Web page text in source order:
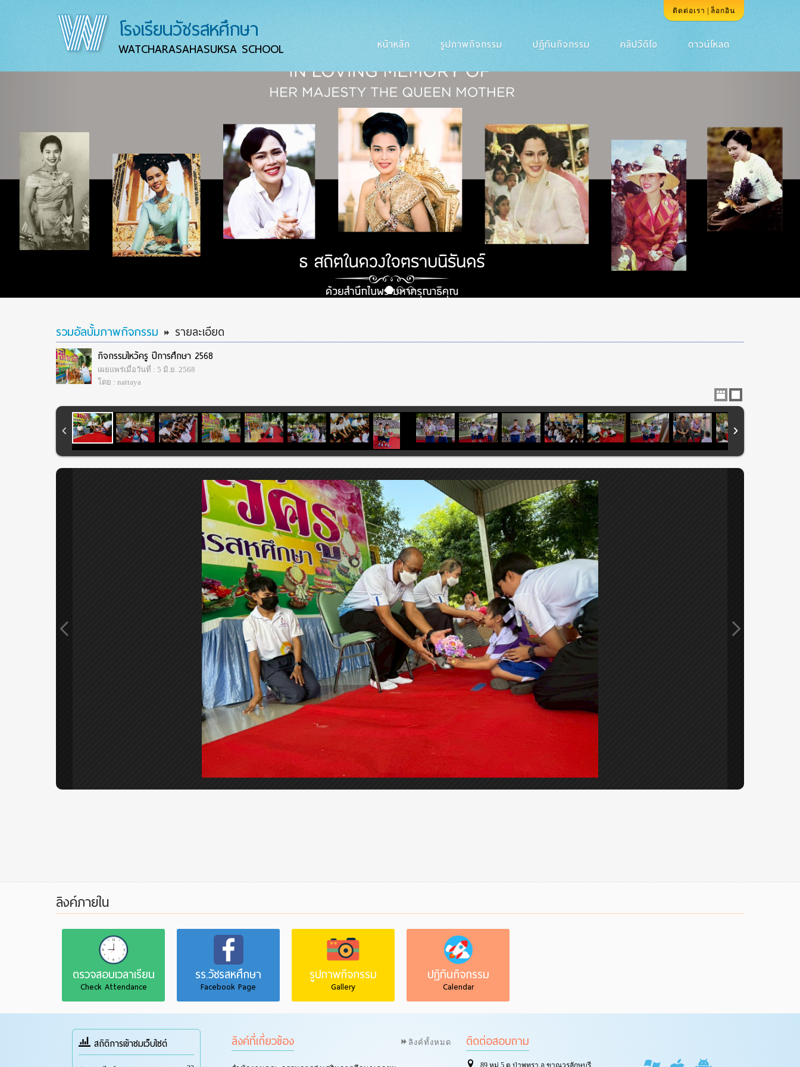
โรงเรียนวัชรสหศึกษา
WATCHARASAHASUKSA SCHOOL
ติดต่อเรา | ล็อกอิน
หน้าหลัก รูปภาพกิจกรรม ปฏิทินกิจกรรม คลิปวีดิโอ ดาวน์โหลด
รวมอัลบั้มภาพกิจกรรม รายละเอียด
กิจกรรมไหว้ครู ปีการศึกษา 2568
เผยแพร่เมื่อวันที่ : 5 มิ.ย. 2568
โดย : nattaya
ลิงค์ภายใน
ตรวจสอบเวลาเรียน
Check Attendance
รร.วัชรสหศึกษา
Facebook Page
รูปภาพกิจกรรม
Gallery
ปฏิทินกิจกรรม
Calendar
สถิติการเข้าชมเว็บไซต์ ลิงค์ที่เกี่ยวข้อง ลิงค์ทั้งหมด ติดต่อสอบถาม
89 หมู่ 5 ต.ป่าพุทรา อ.ขาณุวรลักษบุรี